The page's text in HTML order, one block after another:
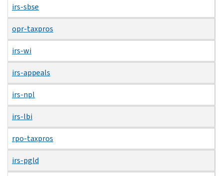
irs-sbse
opr-taxpros
irs-wi
irs-appeals
irs-npl
irs-lbi
rpo-taxpros
irs-pgld